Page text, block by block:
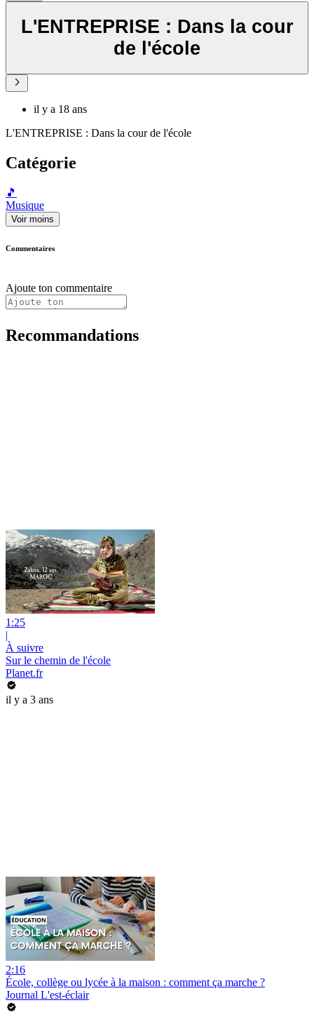
L'ENTREPRISE : Dans la cour
de l'école
il y a 18 ans
L'ENTREPRISE : Dans la cour de l'école
Catégorie
🎵
Musique
Voir moins
Commentaires
Ajoute ton commentaire
Recommandations
1:25
|
À suivre
Sur le chemin de l'école
Planet.fr
il y a 3 ans
2:16
École, collège ou lycée à la maison : comment ça marche ?
Journal L'est-éclair